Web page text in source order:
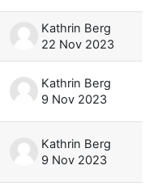
Kathrin Berg
22 Nov 2023
Kathrin Berg
9 Nov 2023
Kathrin Berg
9 Nov 2023